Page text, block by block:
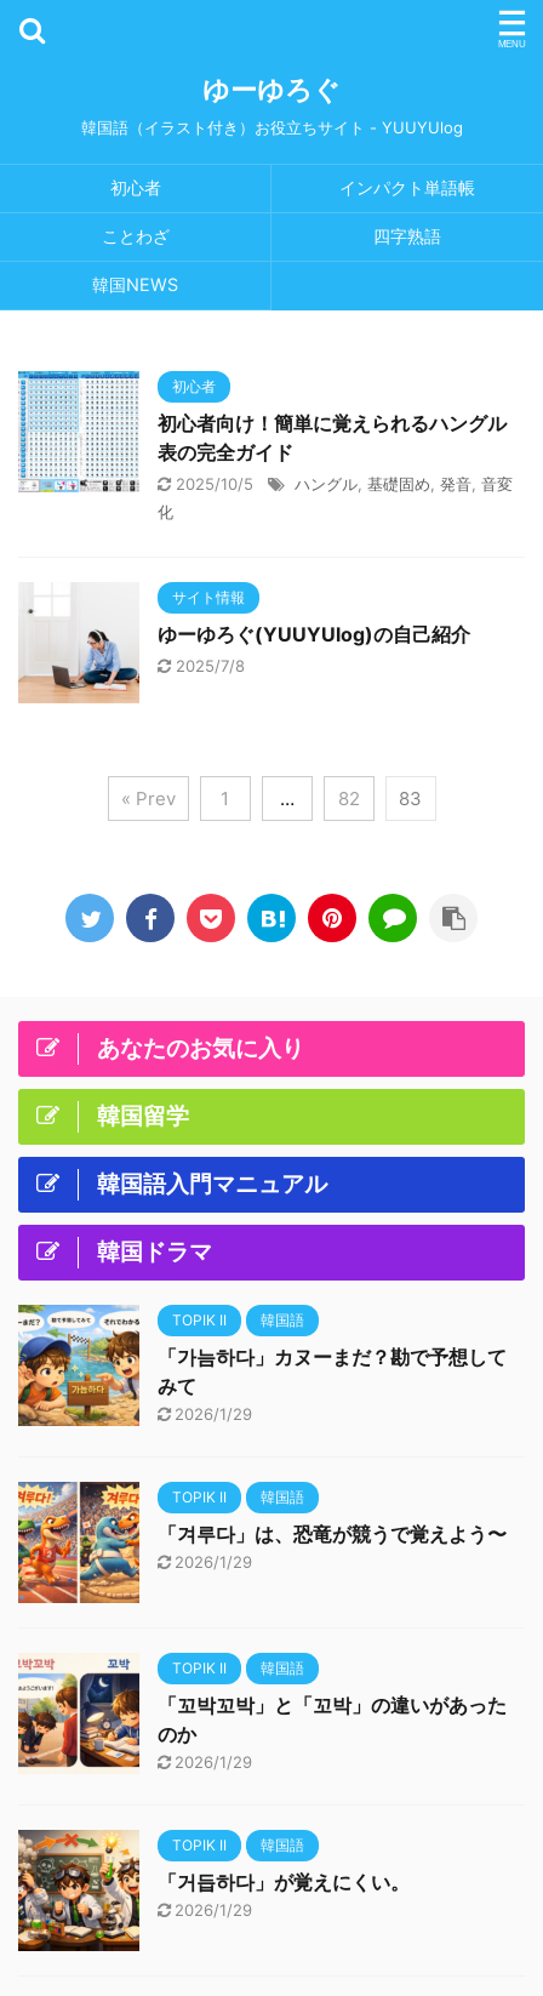
ゆーゆろぐ
韓国語（イラスト付き）お役立ちサイト - YUUYUlog
初心者 インパクト単語帳
ことわざ 四字熟語
韓国NEWS
初心者
初心者向け！簡単に覚えられるハングル
表の完全ガイド
2025/10/5 ハングル 基礎固め 発音 音変
化
サイト情報
ゆーゆろぐ(YUUYUlog)の自己紹介
2025/7/8
« Prev 1 … 82 83
あなたのお気に入り
韓国留学
韓国語入門マニュアル
韓国ドラマ
TOPIK II 韓国語
「가늠하다」カヌーまだ？勘で予想して
みて
2026/1/29
TOPIK II 韓国語
「겨루다」は、恐竜が競うで覚えよう〜
2026/1/29
TOPIK II 韓国語
「꼬박꼬박」と「꼬박」の違いがあった
のか
2026/1/29
TOPIK II 韓国語
「거듭하다」が覚えにくい。
2026/1/29